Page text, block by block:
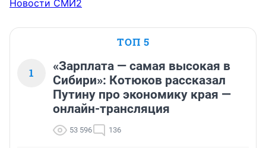
Новости СМИ2
ТОП 5
1
«Зарплата — самая высокая в
Сибири»: Котюков рассказал
Путину про экономику края —
онлайн-трансляция
53 596 136